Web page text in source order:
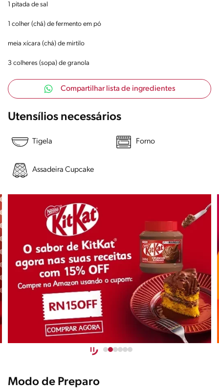
1 pitada de sal
1 colher (chá) de fermento em pó
meia xícara (chá) de mirtilo
3 colheres (sopa) de granola
Compartilhar lista de ingredientes
Utensílios necessários
Tigela Forno
Assadeira Cupcake
Modo de Preparo